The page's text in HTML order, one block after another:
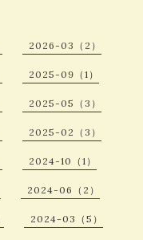
2026-03（2）
2025-09（1）
2025-05（3）
2025-02（3）
2024-10（1）
2024-06（2）
2024-03（5）